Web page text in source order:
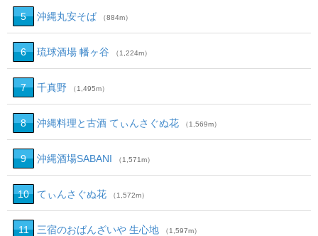
5 沖縄丸安そば （884m）
6 琉球酒場 幡ヶ谷 （1,224m）
7 千真野 （1,495m）
8 沖縄料理と古酒 てぃんさぐぬ花 （1,569m）
9 沖縄酒場SABANI （1,571m）
10 てぃんさぐぬ花 （1,572m）
11 三宿のおばんざいや 生心地 （1,597m）